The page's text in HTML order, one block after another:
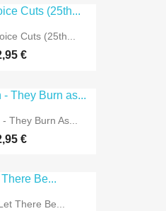
Cuts (25th...
€
They Burn As...
€
There Be...